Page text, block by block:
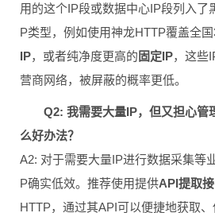
用的这个IP段或数据中心IP段列入了
P类型，例如使用神龙HTTP覆盖全
IP，或者纯净度更高的 固定IP，这些
营商网络，被屏蔽的概率更低。
Q2: 我需要大量IP，但又担心管
么好办法？
A2: 对于需要大量IP进行数据采集等
P确实低效。推荐使用提供API提取
HTTP，通过其API可以便捷地获取